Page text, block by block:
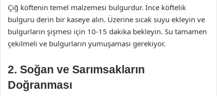
Çiğ köftenin temel malzemesi bulgurdur. İnce köftelik
bulguru derin bir kaseye alın. Üzerine sıcak suyu ekleyin ve
bulgurların şişmesi için 10-15 dakika bekleyin. Su tamamen
çekilmeli ve bulgurların yumuşaması gerekiyor.
2. Soğan ve Sarımsakların
Doğranması